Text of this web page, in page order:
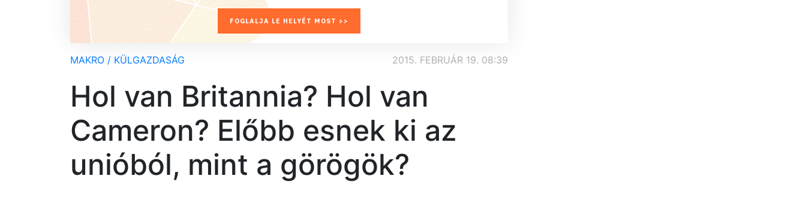
FOGLALJA LE HELYÉT MOST >>
MAKRO / KÜLGAZDASÁG 2015. FEBRUÁR 19. 08:39
Hol van Britannia? Hol van
Cameron? Előbb esnek ki az
unióból, mint a görögök?